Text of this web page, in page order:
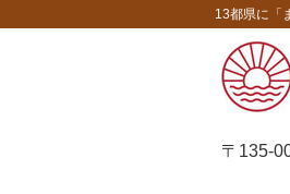
13都県に「
〒135-